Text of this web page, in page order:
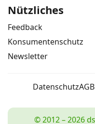
Nützliches
Feedback
Konsumentenschutz
Newsletter
DatenschutzAGB
© 2012 – 2026